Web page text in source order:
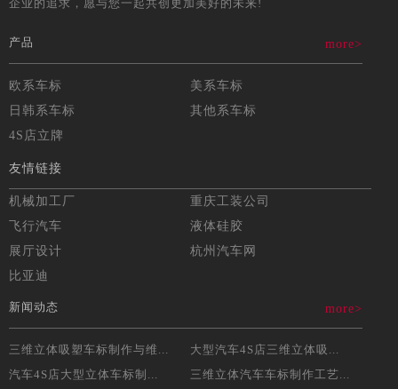
企业的追求，愿与您一起共创更加美好的未来!
产品 more>
欧系车标
美系车标
日韩系车标
其他系车标
4S店立牌
友情链接
机械加工厂
重庆工装公司
飞行汽车
液体硅胶
展厅设计
杭州汽车网
比亚迪
新闻动态 more>
三维立体吸塑车标制作与维...
大型汽车4S店三维立体吸...
汽车4S店大型立体车标制...
三维立体汽车车标制作工艺...